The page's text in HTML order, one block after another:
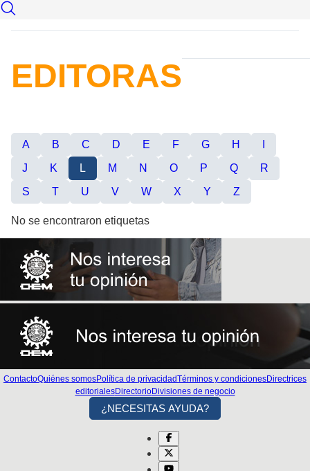
EDITORAS
A B C D E F G H
J
K L M N O P Q
R
S
T U V W X Y Z
No se encontraron etiquetas
ContactoQuiénes somosPolítica de privacidadTérminos y condicionesDirectrices
editorialesDirectorioDivisiones de negocio
¿NECESITAS AYUDA?